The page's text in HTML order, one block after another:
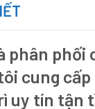
phân phối
cung cấp
uy tín tận